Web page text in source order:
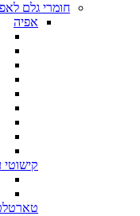
חומרי גלם
אפיה
קישוטי